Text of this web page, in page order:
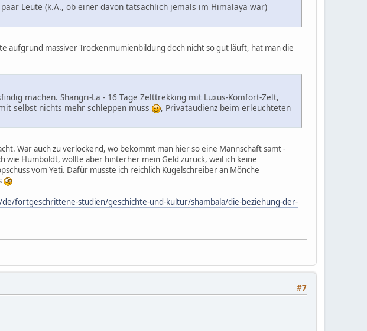
Leute (k.A., ob einer davon tatsächlich jemals im Himalaya war)
aufgrund massiver Trockenmumienbildung doch nicht so gut läuft, hat man die
machen. Shangri-La - 16 Tage Zelttrekking mit Luxus-Komfort-Zelt,
selbst nichts mehr schleppen muss
, Privataudienz beim erleuchteten
War auch zu verlockend, wo bekommt man hier so eine Mannschaft samt -
Humboldt, wollte aber hinterher mein Geld zurück, weil ich keine
vom Yeti. Dafür musste ich reichlich Kugelschreiber an Mönche
fortgeschrittene-studien/geschichte-und-kultur/shambala/die-beziehung-der-
#7